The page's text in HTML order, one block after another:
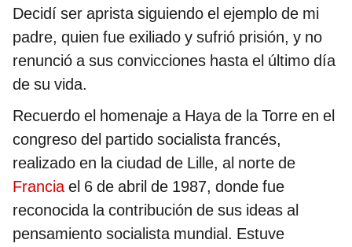
Decidí ser aprista siguiendo el ejemplo de mi
padre, quien fue exiliado y sufrió prisión, y no
renunció a sus convicciones hasta el último día
de su vida.
Recuerdo el homenaje a Haya de la Torre en el
congreso del partido socialista francés,
realizado en la ciudad de Lille, al norte de
Franciael 6 de abril de 1987, donde fue
reconocida la contribución de sus ideas al
pensamiento socialista mundial. Estuve